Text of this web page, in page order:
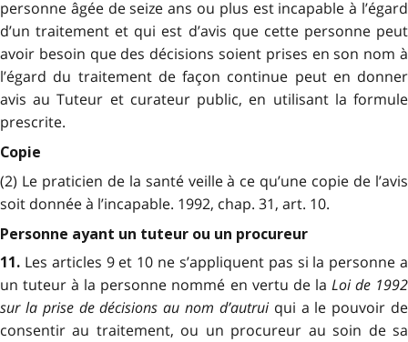
personne âgée de seize ans ou plus est incapable à l’égard
d’un traitement et qui est d’avis que cette personne peut
avoir besoin que des décisions soient prises en son nom à
l’égard du traitement de façon continue peut en donner
avis au Tuteur et curateur public, en utilisant la formule
prescrite.
Copie
(2) Le praticien de la santé veille à ce qu’une copie de l’avis
soit donnée à l’incapable. 1992, chap. 31, art. 10.
Personne ayant un tuteur ou un procureur
11. Les articles 9 et 10 ne s’appliquent pas si la personne a
un tuteur à la personne nommé en vertu de la Loi de 1992
sur la prise de décisions au nom d’autruiqui a le pouvoir de
consentir au traitement, ou un procureur au soin de sa